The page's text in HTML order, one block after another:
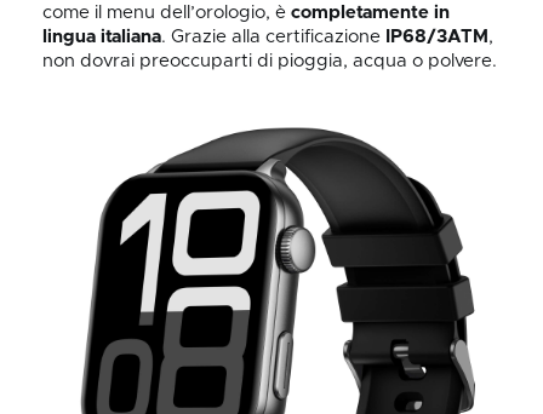
come il menu dell’orologio, è completamente in
lingua italiana. Grazie alla certificazione IP68/3ATM ,
non dovrai preoccuparti di pioggia, acqua o polvere.